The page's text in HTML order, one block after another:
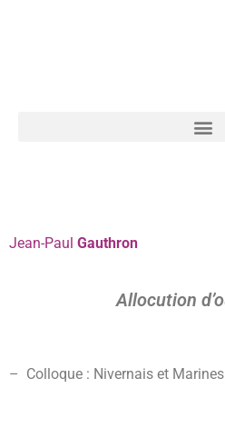
Jean-Paul Gauthron
Allocution
– Colloque : Nivernais et